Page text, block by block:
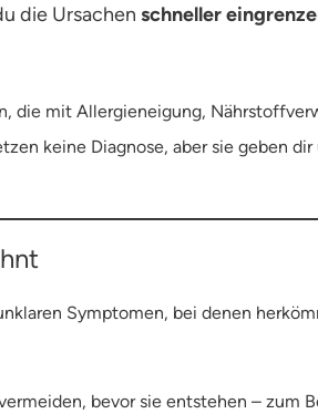
die Ursachen schneller
die mit Allergieneigung,
keine Diagnose, aber sie geben
Symptomen, bei denen
bevor sie entstehen – zum